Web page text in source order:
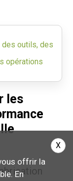
des outils, des
opérations
les
offrir la
En
X